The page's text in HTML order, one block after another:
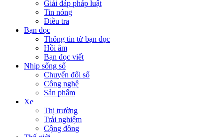
Giải đáp pháp luật
Tin nóng
Điều tra
Bạn đọc
Thông tin từ bạn đọc
Hồi âm
Bạn đọc viết
Nhịp sống số
Chuyển đổi số
Công nghệ
Sản phẩm
Xe
Thị trường
Trải nghiệm
Cộng đồng